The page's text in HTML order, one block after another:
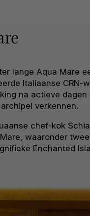
lange Aqua Mare
Italiaanse
na actieve
verkennen.
chef-kok
waaronder
Enchanted